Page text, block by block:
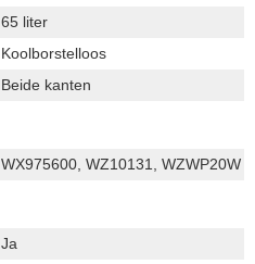
65 liter
Koolborstelloos
Beide kanten
WX975600, WZ10131, WZWP20W
Ja